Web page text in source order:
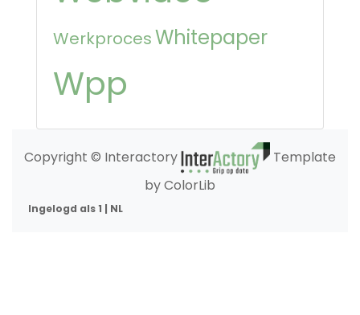
WerkprocesWhitepaper
Wpp
Copyright © Interactory
Template
by ColorLib
Ingelogd als 1 | NL